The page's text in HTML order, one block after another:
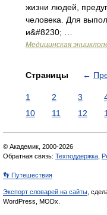
жизни людей,
человека. Для
и&#8230; …
Медицинская
Страницы ←
1 2 3
10
11 12
© Академик, 2000-2026
Обратная связь: Техподдержка
👣 Путешествия
Экспорт словарей на сайты ,
WordPress, MODx.